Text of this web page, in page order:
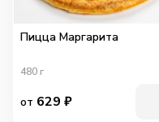
Пицца Маргарита
480 г
от 629 ₽